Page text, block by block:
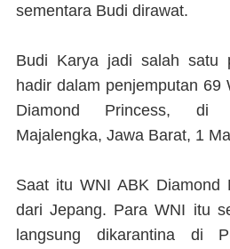
sementara Budi dirawat.
Budi Karya jadi salah satu
hadir dalam penjemputan 69
Diamond Princess, di
Majalengka, Jawa Barat, 1
Saat itu WNI ABK Diamond
dari Jepang. Para WNI itu
langsung dikarantina di